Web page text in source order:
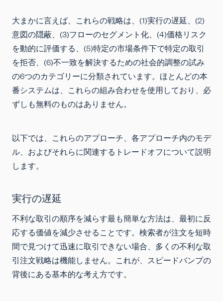
大まかに言えば、これらの戦略は、(1)実行の遅延、(2)
意図の隠蔽、(3)フローのセグメント化、(4)価格リスク
を動的に評価する、(5)特定の市場条件下で特定の取引
を拒否、(6)不一致を解決するための社会的調整の試み
の6つのカテゴリーに分類されています。ほとんどの本
番システムは、これらの組み合わせを使用しており、必
ずしも無料のものはありません。
以下では、これらのアプローチ、各アプローチ内のモデ
ル、およびそれらに関連するトレードオフについて説明
します。
実行の遅延
不利な取引の順序を減らす最も簡単な方法は、最初に反
応する価値を減少させることです。検索者が注文を短時
間で見つけて迅速に取引できない場合、多くの不利な取
引注文戦略は機能しません。これが、スピードバンプの
背後にある基本的な考え方です。